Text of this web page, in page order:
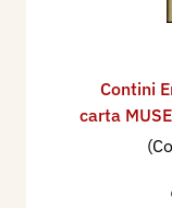
Contini
carta